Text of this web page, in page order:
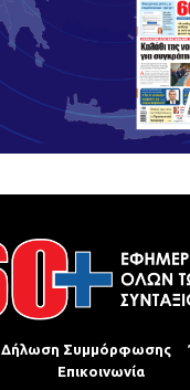
Δήλωση Συμμόρφωσης
Επικοινωνία